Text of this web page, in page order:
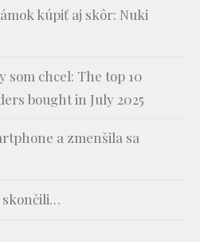
kúpiť aj skôr: Nuki
som chcel: The top 10
bought in July 2025
a zmenšila sa
skončili…